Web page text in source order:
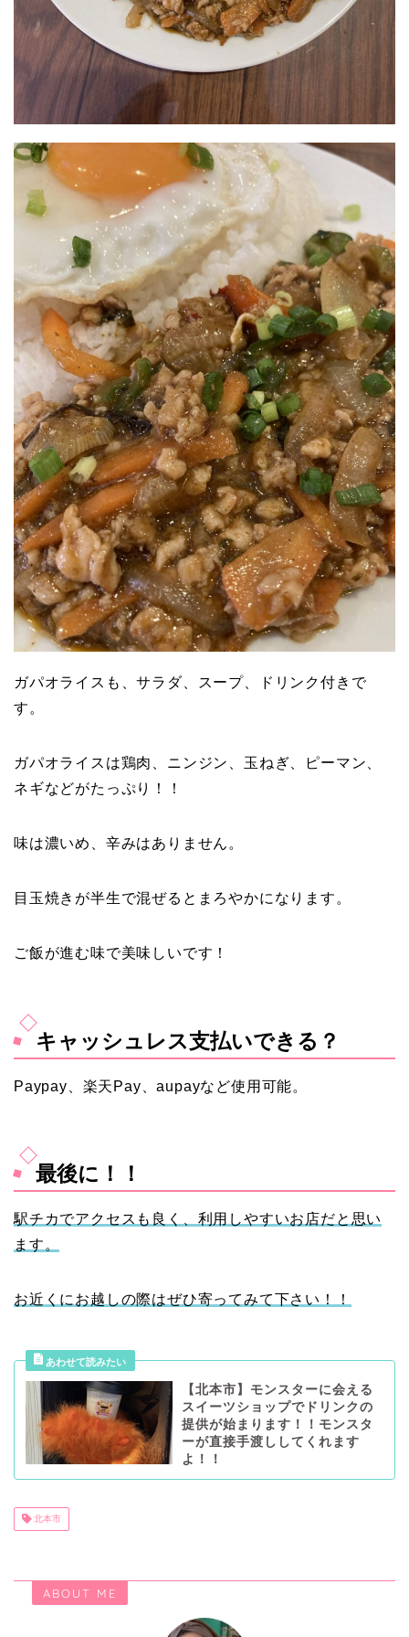
ガパオライスも、サラダ、スープ、ドリンク付きで
す。
ガパオライスは鶏肉、ニンジン、玉ねぎ、ピーマン、
ネギなどがたっぷり！！
味は濃いめ、辛みはありません。
目玉焼きが半生で混ぜるとまろやかになります。
ご飯が進む味で美味しいです！
キャッシュレス支払いできる？
Paypay、楽天Pay、aupayなど使用可能。
最後に！！
駅チカでアクセスも良く、利用しやすいお店だと思い
ます。
お近くにお越しの際はぜひ寄ってみて下さい！！
【北本市】モンスターに会える
スイーツショップでドリンクの
提供が始まります！！モンスタ
ーが直接手渡ししてくれます
よ！！
北本市
ABOUT ME